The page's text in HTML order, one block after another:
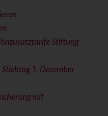
Stiftung
1. Dezember
mit